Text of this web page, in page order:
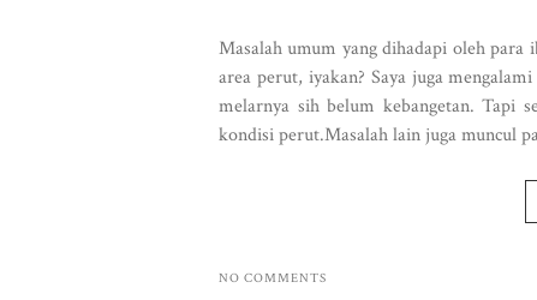
Masalah umum yang dihadapi oleh para
area perut, iyakan? Saya juga
melarnya sih belum kebangetan. Tapi
kondisi perut.Masalah lain juga muncul
NO COMMENTS